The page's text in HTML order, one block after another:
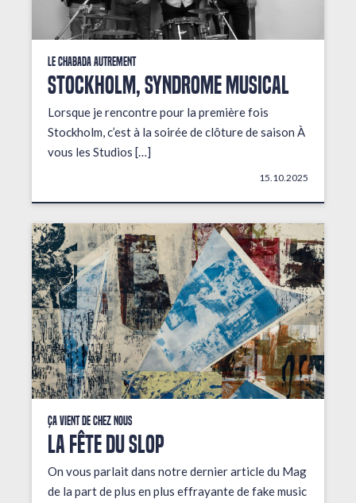
Le Chabada autrement
STOCKHOLM, Syndrome musical
Lorsque je rencontre pour la première fois
Stockholm, c’est à la soirée de clôture de saison À
vous les Studios […]
15.10.2025
Ça vient de chez nous
LA FÊTE DU SLOP
On vous parlait dans notre dernier article du Mag
de la part de plus en plus effrayante de fake music